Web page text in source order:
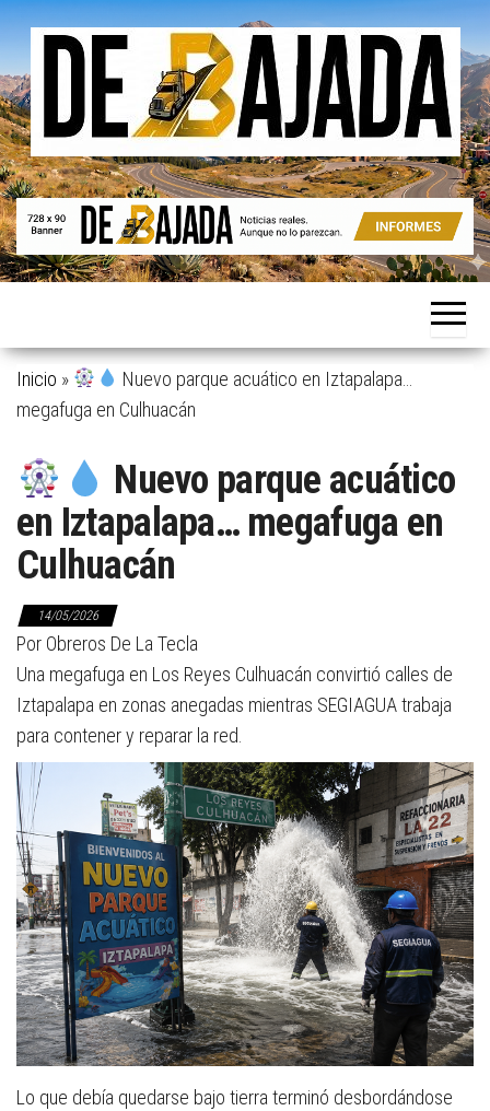
Saltar
contenido
De
Bajada
Noticias
Aunque
parezcan.
Inicio »
Nuevo parque acuático en Iztapalapa…
megafuga en Culhuacán
Nuevo parque acuático
en Iztapalapa… megafuga en
Culhuacán
14/05/2026
Por Obreros De La Tecla
Una megafuga en Los Reyes Culhuacán convirtió calles de
Iztapalapa en zonas anegadas mientras SEGIAGUA trabaja
para contener y reparar la red.
Lo que debía quedarse bajo tierra terminó desbordándose